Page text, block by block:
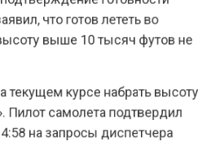
что готов лететь во
выше 10 тысяч футов не
текущем курсе набрать
Пилот самолета подтвердил
на запросы диспетчера